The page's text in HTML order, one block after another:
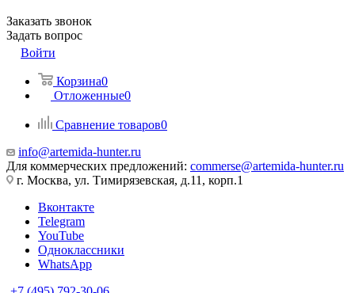
Заказать звонок
Задать вопрос
Войти
Корзина0
Отложенные0
Сравнение товаров0
info@artemida-hunter.ru
Для коммерческих предложений: commerse@artemida-hunter.ru
г. Москва, ул. Тимирязевская, д.11, корп.1
Вконтакте
Telegram
YouTube
Одноклассники
WhatsApp